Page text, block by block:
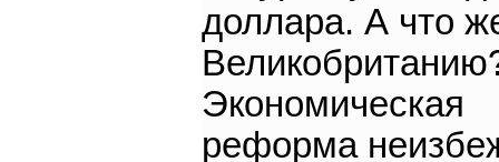
доллара. А что
Экономическая
реформа